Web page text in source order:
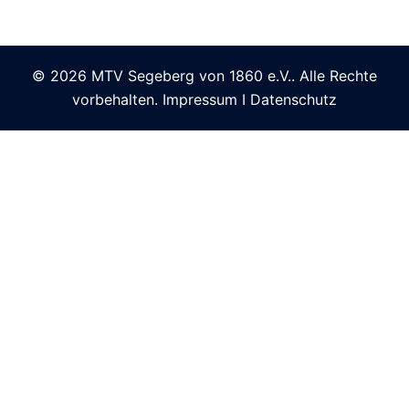
© 2026 MTV Segeberg von 1860 e.V.. Alle Rechte
vorbehalten. Impressum I Datenschutz